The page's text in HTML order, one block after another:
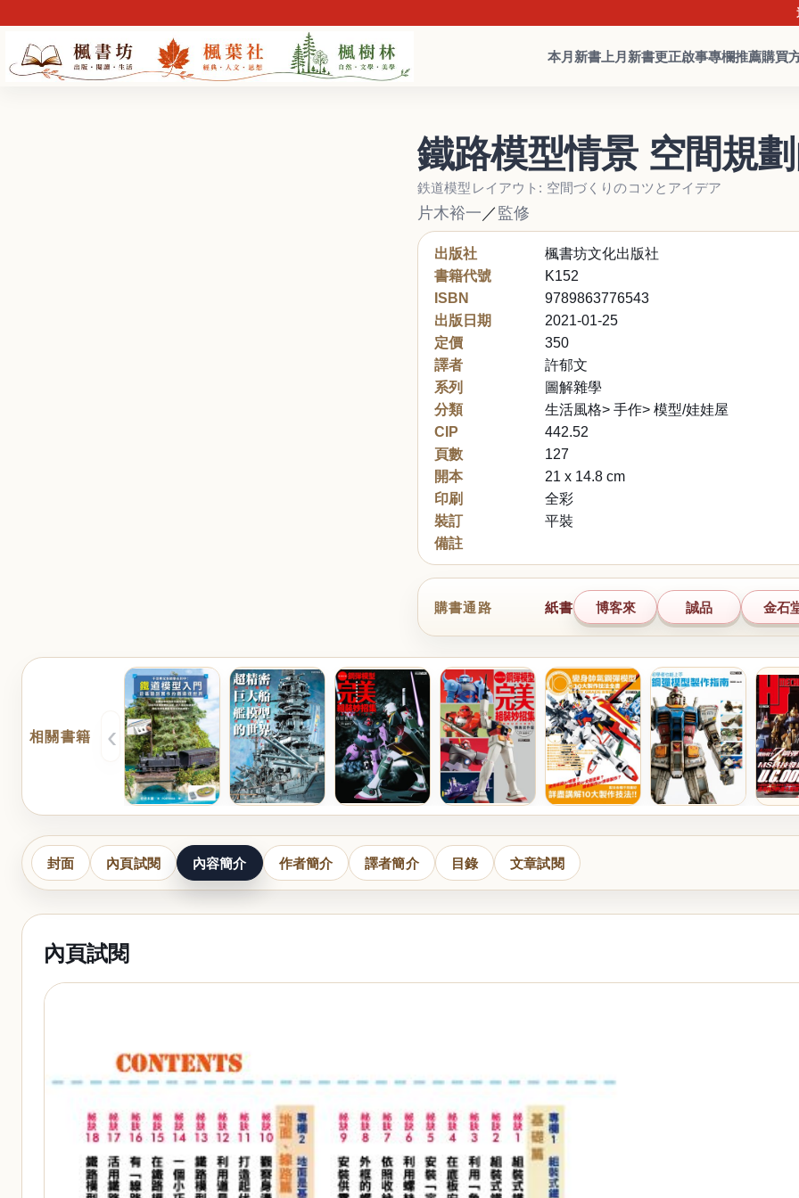
近日詐
本月新書 上月新書更正啟事專欄推薦購買
鐵路模型情景 空間規
鉄道模型レイアウト: 空間づくりのコツとアイデア
片木裕一 ／ 監修
出版社
楓書坊文化出版社
書籍代號
K152
ISBN
9789863776543
出版日期
2021-01-25
定價
350
譯者
許郁文
系列
圖解雜學
分類
生活風格> 手作> 模型/娃娃屋
CIP
442.52
頁數
127
開本
21 x 14.8 cm
印刷
全彩
裝訂
平裝
備註
購書通路 紙書 博客來 誠品 金石
相關書籍 ‹
封面 內頁試閱 內容簡介 作者簡介 譯者簡介 目錄 文章試閱
內頁試閱